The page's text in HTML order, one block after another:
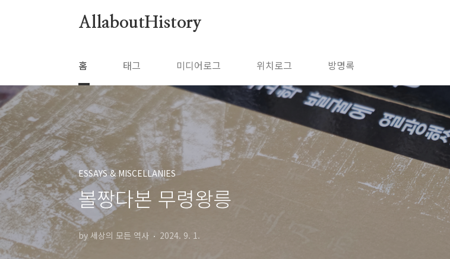
AllaboutHistory
홈 태그 미디어로그 위치로그 방명록
ESSAYS & MISCELLANIES
볼짱다본 무령왕릉
by 세상의 모든 역사 2024. 9. 1.